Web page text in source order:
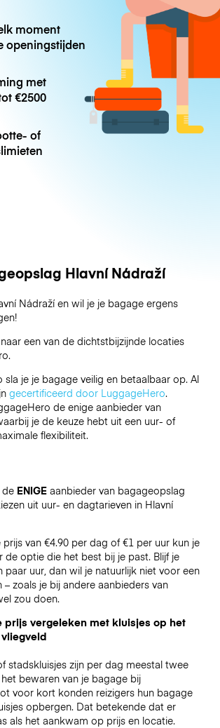
moment
openingstijden
met
€2500
of
Hlavní Nádraží
Nádraží en wil je je bagage ergens
een van de dichtstbijzijnde locaties
.
sla je je bagage veilig en betaalbaar op. Al
gecertificeerd door LuggageHero.
de enige aanbieder van
je de keuze hebt uit een uur- of
flexibiliteit.
de ENIGEaanbieder van bagageopslag
uit uur- en dagtarieven in Hlavní
van €4.90 per dag of €1 per uur kun je
de optie die het best bij je past. Blijf je
paar uur, dan wil je natuurlijk niet voor een
– zoals je bij andere aanbieders van
zou doen.
prijs vergeleken met kluisjes op het
stadskluisjes zijn per dag meestal twee
bewaren van je bagage bij
voor kort konden reizigers hun bagage
opbergen. Dat betekende dat er
als het aankwam op prijs en locatie.